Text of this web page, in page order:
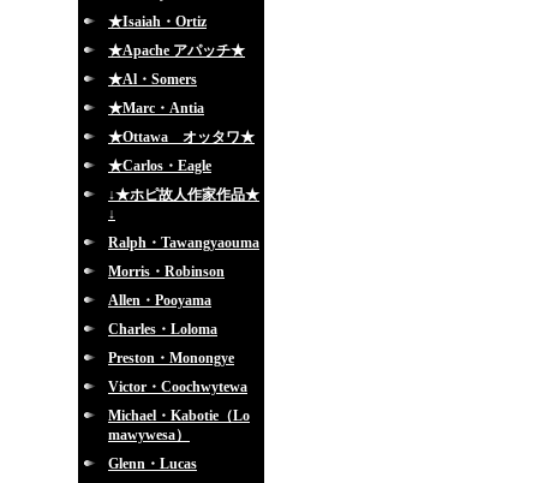
★Isaiah・Ortiz
★Apache アパッチ★
★Al・Somers
★Marc・Antia
★Ottawa オッタワ★
★Carlos・Eagle
↓★ホピ故人作家作品★
↓
Ralph・Tawangyaouma
Morris・Robinson
Allen・Pooyama
Charles・Loloma
Preston・Monongye
Victor・Coochwytewa
Michael・Kabotie（Lo
mawywesa）
Glenn・Lucas